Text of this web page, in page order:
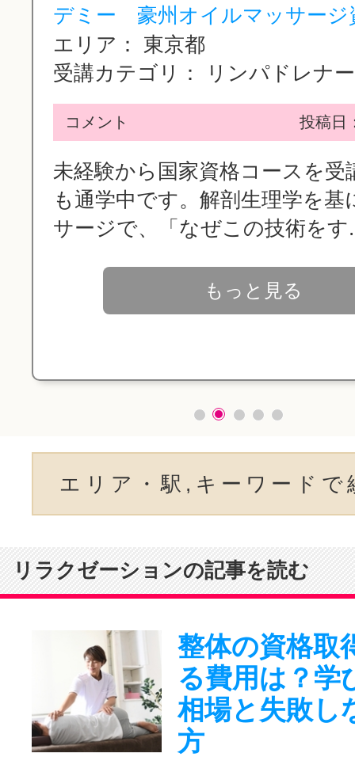
デミー 豪州オイルマッサージ
エリア：
東京都
受講カテゴリ：
リンパドレナ
コメント 投稿日
未経験から国家資格コースを受
も通学中です。解剖生理学を基
サージで、「なぜこの技術をす
もっと見る
エリア・駅,キーワードで
リラクゼーションの記事を読む
整体の資格取
る費用は？学
相場と失敗し
方